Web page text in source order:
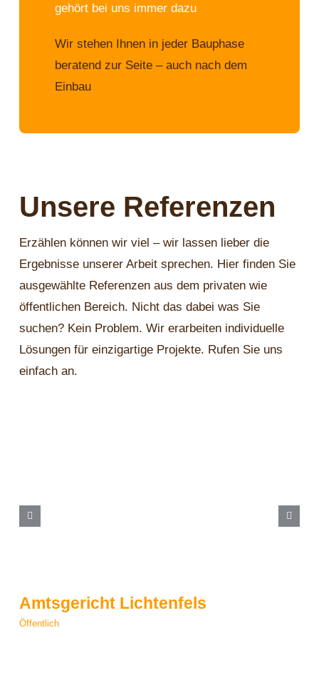
gehört bei uns immer dazu
Wir stehen Ihnen in jeder Bauphase
beratend zur Seite – auch nach dem
Einbau
Unsere Referenzen
Erzählen können wir viel – wir lassen lieber die
Ergebnisse unserer Arbeit sprechen. Hier finden Sie
ausgewählte Referenzen aus dem privaten wie
öffentlichen Bereich. Nicht das dabei was Sie
suchen? Kein Problem. Wir erarbeiten individuelle
Lösungen für einzigartige Projekte. Rufen Sie uns
einfach an.
Amtsgericht Lichtenfels
Öffentlich